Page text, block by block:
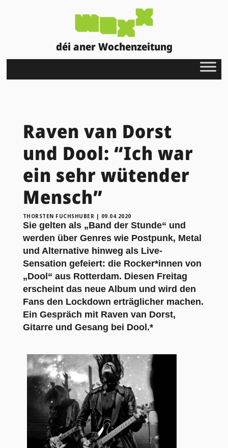
déi aner Wochenzeitung
Raven van Dorst
und Dool: “Ich war
ein sehr wütender
Mensch”
THORSTEN FUCHSHUBER | 09.04.2020
Sie gelten als „Band der Stunde“ und
werden über Genres wie Postpunk, Metal
und Alternative hinweg als Live-
Sensation gefeiert: die Rocker*innen von
„Dool“ aus Rotterdam. Diesen Freitag
erscheint das neue Album und wird den
Fans den Lockdown erträglicher machen.
Ein Gespräch mit Raven van Dorst,
Gitarre und Gesang bei Dool.*